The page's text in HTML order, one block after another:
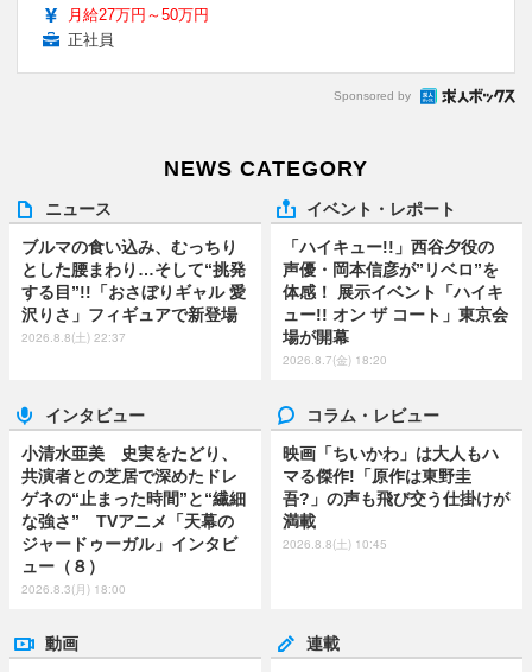
月給27万円～50万円
正社員
Sponsored by
NEWS CATEGORY
ニュース
ブルマの食い込み、むっちり
とした腰まわり…そして“挑発
する目”!!「おさぼりギャル 愛
沢りさ」フィギュアで新登場
2026.8.8(土) 22:37
イベント・レポート
「ハイキュー!!」西谷夕役の
声優・岡本信彦が”リベロ”を
体感！ 展示イベント「ハイキ
ュー!! オン ザ コート」東京会
場が開幕
2026.8.7(金) 18:20
インタビュー
小清水亜美 史実をたどり、
共演者との芝居で深めたドレ
ゲネの“止まった時間”と“繊細
な強さ” TVアニメ「天幕の
ジャードゥーガル」インタビ
ュー（８）
2026.8.3(月) 18:00
コラム・レビュー
映画「ちいかわ」は大人もハ
マる傑作!「原作は東野圭
吾?」の声も飛び交う仕掛けが
満載
2026.8.8(土) 10:45
動画 連載